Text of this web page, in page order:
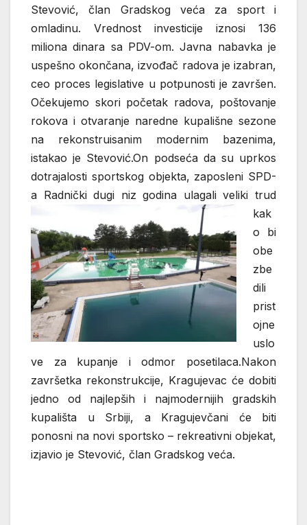
Stevović, član Gradskog veća za sport i
omladinu. Vrednost investicije iznosi 136
miliona dinara sa PDV-om. Javna nabavka je
uspešno okončana, izvođač radova je izabran,
ceo proces legislative u potpunosti je završen.
Očekujemo skori početak radova, poštovanje
rokova i otvaranje naredne kupališne sezone
na rekonstruisanim modernim bazenima,
istakao je Stevović.On podseća da su uprkos
dotrajalosti sportskog objekta, zaposleni SPD-
a Radnički dugi niz godina ulagali veliki trud
kak
o bi
obe
zbe
dili
prist
ojne
uslo
ve za kupanje i odmor posetilaca.Nakon
završetka rekonstrukcije, Kragujevac će dobiti
jedno od najlepših i najmodernijih gradskih
kupališta u Srbiji, a Kragujevčani će biti
ponosni na novi sportsko – rekreativni objekat,
izjavio je Stevović, član Gradskog veća.